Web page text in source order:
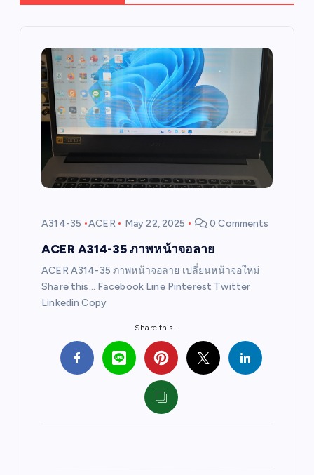
a
A314-35 ACER May 22, 2025 0 Comments
ACER A314-35 ภาพหน้าจอลาย
ACER A314-35 ภาพหน้าจอลาย เปลี่ยนหน้าจอใหม่
Share this… Facebook Line Pinterest Twitter
Linkedin Copy
Share this...